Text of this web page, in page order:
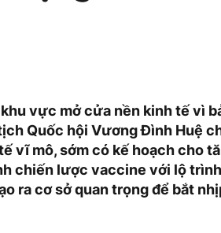
vực mở cửa nền kinh tế vì
Quốc hội Vương Đình Huệ
vĩ mô, sớm có kế hoạch cho
chiến lược vaccine với lộ
ra cơ sở quan trọng để bắt